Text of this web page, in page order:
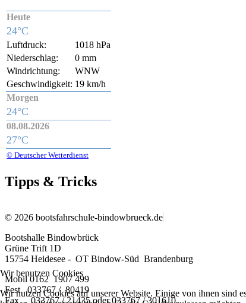
Heute
24°C
Luftdruck:
1018 hPa
Niederschlag:
0 mm
Windrichtung:
WNW
Geschwindigkeit: 19 km/h
Morgen
24°C
08.08.2026
27°C
© Deutscher Wetterdienst
Tipps & Tricks
© 2026 bootsfahrschule-bindowbrueck.de
Bootshalle Bindowbrück
Grüne Trift 1D
15754 Heidesee - OT Bindow-Süd Brandenburg
Mobil 0162 1907 499
Fest 033767 / 80419
Fax 033767 / 21435 oder 033767 / 301610
Wir benutzen Cookies
Wir nutzen Cookies auf unserer Website. Einige von ihnen sind